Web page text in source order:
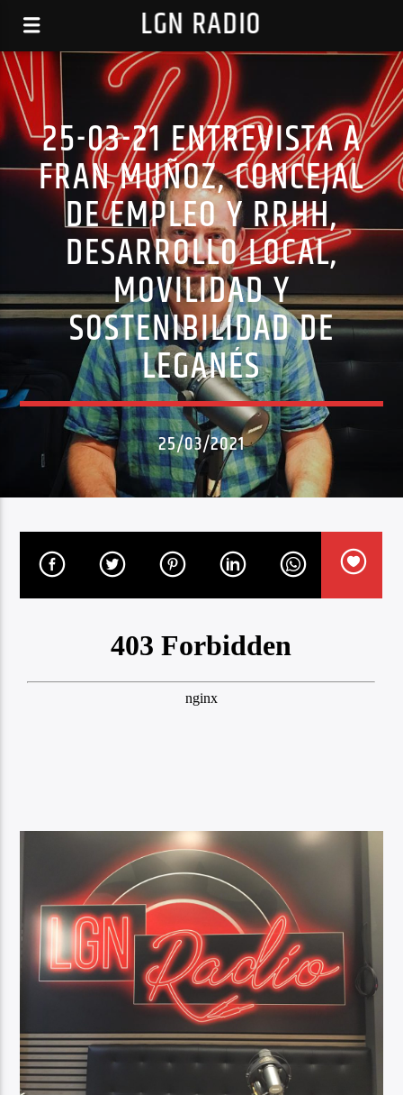
LGN RADIO
25-03-21 ENTREVISTA A
FRAN MUÑOZ, CONCEJAL
DE EMPLEO Y RRHH,
DESARROLLO LOCAL,
MOVILIDAD Y
SOSTENIBILIDAD DE
LEGANÉS
25/03/2021